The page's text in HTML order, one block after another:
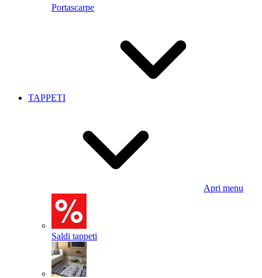
Portascarpe
TAPPETI
Apri menu
Saldi tappeti